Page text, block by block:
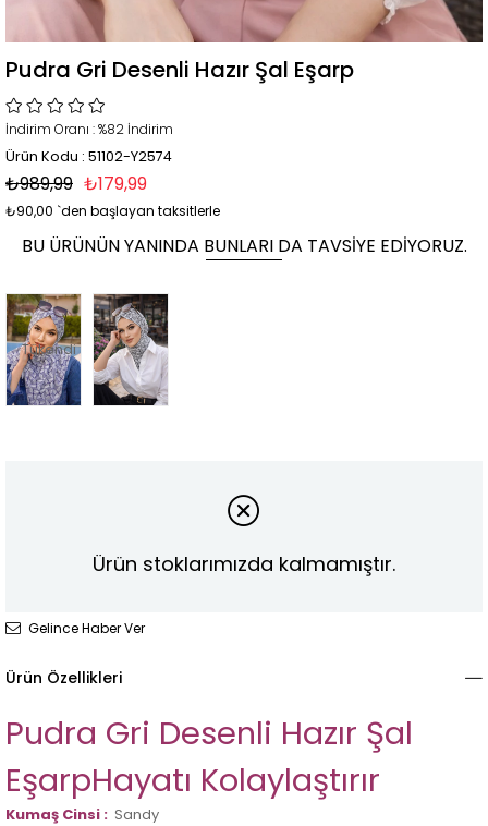
Pudra Gri Desenli Hazır Şal Eşarp
İndirim Oranı :%82 İndirim
Ürün Kodu : 51102-Y2574
₺989,99 ₺179,99
₺90,00 `den başlayan taksitlerle
BU ÜRÜNÜN YANINDA BUNLARI DA TAVSIYE EDIYORUZ.
Tükendi
Ürün stoklarımızda kalmamıştır.
Gelince Haber Ver
Ürün Özellikleri
Pudra Gri Desenli Hazır Şal
EşarpHayatı Kolaylaştırır
Kumaş Cinsi : Sandy